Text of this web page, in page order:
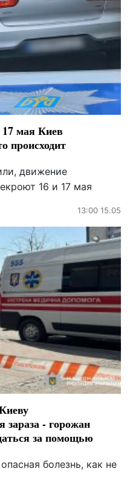
мая Киев
происходит
движение
16 и 17 мая
13:00 15.05
зараза - горожан
за помощью
болезнь, как не